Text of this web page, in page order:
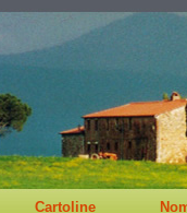
Cartoline